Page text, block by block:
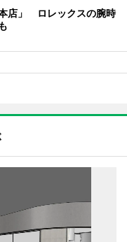
店」 ロレックスの腕時